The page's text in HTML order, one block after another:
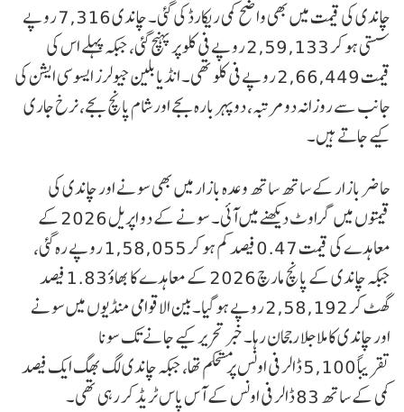
چاندی کی قیمت میں بھی واضح کمی ریکارڈ کی گئی۔ چاندی 7,316 روپے
سستی ہو کر 2,59,133 روپے فی کلو پر پہنچ گئی، جبکہ پہلے اس کی
قیمت 2,66,449 روپے فی کلو تھی۔ انڈیا بلین جیولرز ایسوسی ایشن کی
جانب سے روزانہ دو مرتبہ، دوپہر بارہ بجے اور شام پانچ بجے، نرخ جاری
کیے جاتے ہیں۔
حاضر بازار کے ساتھ ساتھ وعدہ بازار میں بھی سونے اور چاندی کی
قیمتوں میں گراوٹ دیکھنے میں آئی۔ سونے کے دو اپریل 2026 کے
معاہدے کی قیمت 0.47 فیصد کم ہو کر 1,58,055 روپے رہ گئی،
جبکہ چاندی کے پانچ مارچ 2026 کے معاہدے کا بھاؤ 1.83 فیصد
گھٹ کر 2,58,192 روپے ہو گیا۔بین الاقوامی منڈیوں میں سونے
اور چاندی کا ملا جلا رجحان رہا۔ خبر تحریر کیے جانے تک سونا
تقریباً 5,100 ڈالر فی اونس پر مستحکم تھا، جبکہ چاندی لگ بھگ ایک فیصد
کمی کے ساتھ 83 ڈالر فی اونس کے آس پاس ٹریڈ کر رہی تھی۔